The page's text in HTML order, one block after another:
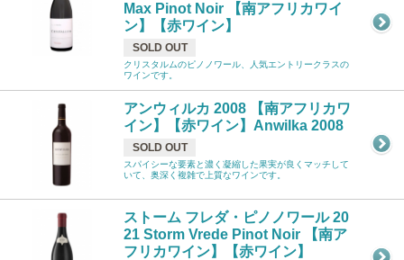
Max Pinot Noir 【南アフリカワイ
ン】【赤ワイン】
SOLD OUT
クリスタルムのピノノワール、人気エントリークラスの
ワインです。
アンウィルカ 2008 【南アフリカワ
イン】【赤ワイン】Anwilka 2008
SOLD OUT
スパイシーな要素と濃く凝縮した果実が良くマッチして
いて、奥深く複雑で上質なワインです。
ストーム フレダ・ピノノワール 20
21 Storm Vrede Pinot Noir 【南ア
フリカワイン】【赤ワイン】